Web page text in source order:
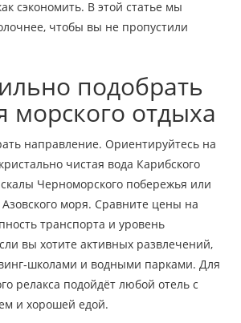
сэкономить. В этой статье мы
чтобы вы не пропустили
подобрать
морского отдыха
направление. Ориентируйтесь на
чистая вода Карибского
Черноморского побережья или
моря. Сравните цены на
транспорта и уровень
вы хотите активных развлечений,
и водными парками. Для
релакса подойдёт любой отель с
и хорошей едой.